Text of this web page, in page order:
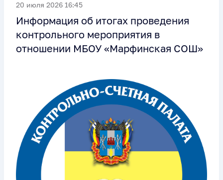
20 июля 2026 16:45
Информация об итогах проведения
контрольного мероприятия в
отношении МБОУ «Марфинская СОШ»